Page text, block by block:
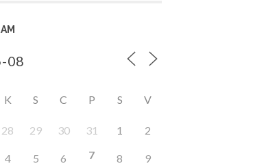
K S C P S V
28 29 30 31 1 2
4 5 6 7 8 9